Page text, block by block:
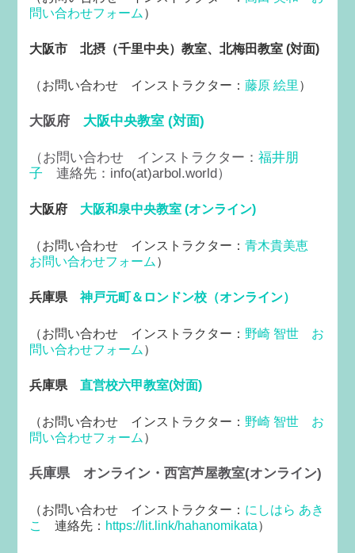
問い合わせフォーム ）
大阪市北摂（千里中央）教室、北梅田教室 (対面)
（お問い合わせ インストラクター：藤原 絵里 ）
大阪府 大阪中央教室 (対面)
（お問い合わせ インストラクター：福井朋
子 連絡先：info(at)arbol.world）
大阪府 大阪和泉中央教室 (オンライン)
（お問い合わせ インストラクター：青木貴美恵
お問い合わせフォーム ）
兵庫県神戸元町＆ロンドン校（オンライン）
（お問い合わせ インストラクター： 野崎 智世
お
問い合わせフォーム ）
兵庫県直営校六甲教室(対面)
（お問い合わせ インストラクター： 野崎 智世
お
問い合わせフォーム ）
兵庫県 オンライン・西宮芦屋教室(オンライン)
（お問い合わせ インストラクター： にしはら あき
こ
連絡先： https://lit.link/hahanomikata）